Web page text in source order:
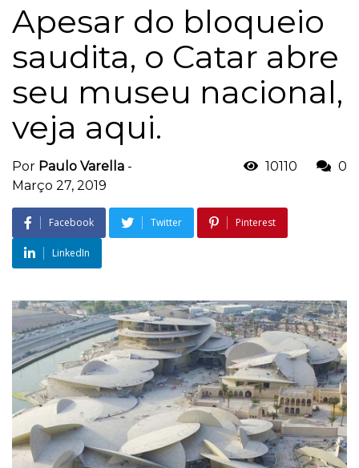
Apesar do bloqueio
saudita, o Catar abre
seu museu nacional,
veja aqui.
Por Paulo Varella -
Março 27, 2019
10110 0
Facebook Twitter Pinterest
LinkedIn